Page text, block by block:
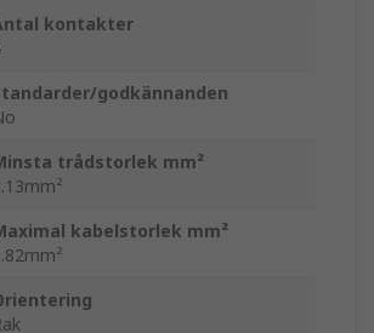
kontakter
godkännanden
trådstorlek mm²
kabelstorlek mm²